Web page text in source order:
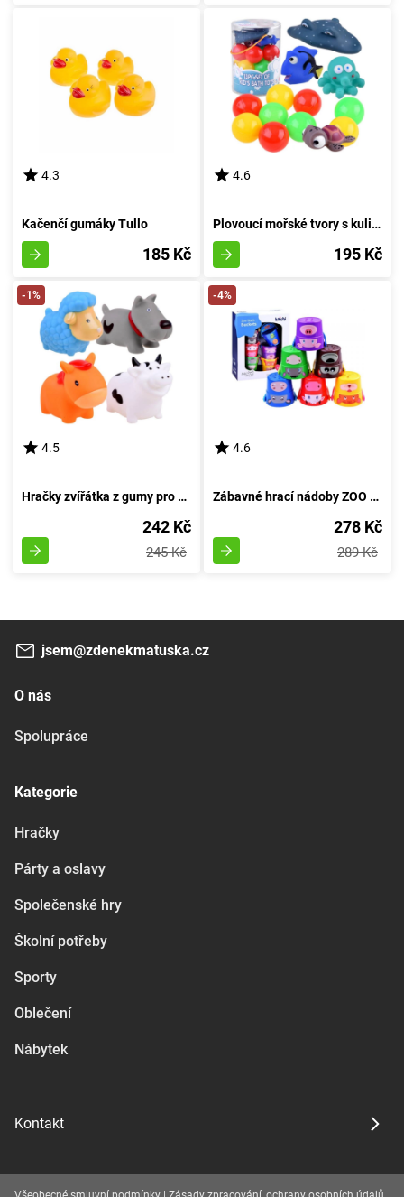
4.3
Kačenčí gumáky Tullo
185 Kč
4.6
Plovoucí mořské tvory s kuličkami pro koupání
195 Kč
-1%
4.5
Hračky zvířátka z gumy pro koupání na farmě
242 Kč
245 Kč
-4%
4.6
Zábavné hrací nádoby ZOO - věžička
278 Kč
289 Kč
jsem@zdenekmatuska.cz
O nás
Spolupráce
Kategorie
Hračky
Párty a oslavy
Společenské hry
Školní potřeby
Sporty
Oblečení
Nábytek
Kontakt